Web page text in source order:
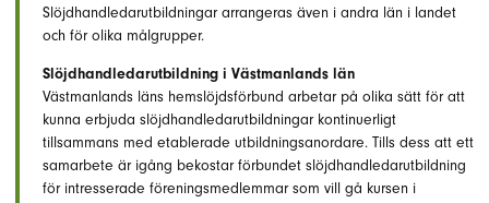
Slöjdhandledarutbildningar arrangeras även i andra län i landet
och för olika målgrupper.
Slöjdhandledarutbildning i Västmanlands län
Västmanlands läns hemslöjdsförbund arbetar på olika sätt för att
kunna erbjuda slöjdhandledarutbildningar kontinuerligt
tillsammans med etablerade utbildningsanordare. Tills dess att ett
samarbete är igång bekostar förbundet slöjdhandledarutbildning
för intresserade föreningsmedlemmar som vill gå kursen i